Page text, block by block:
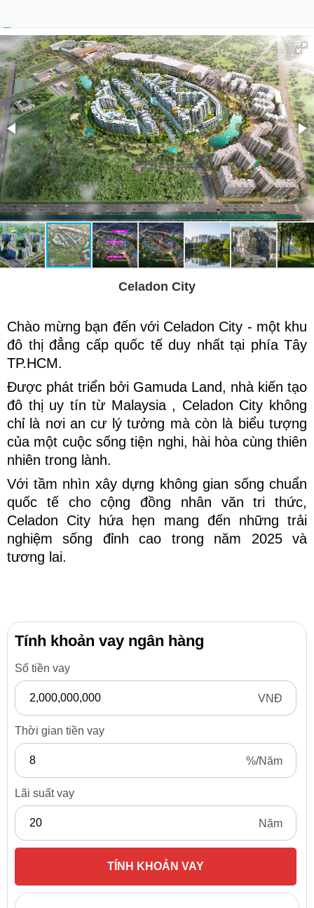
Celadon City
Chào mừng bạn đến với Celadon City - một khu
đô thị đẳng cấp quốc tế duy nhất tại phía Tây
TP.HCM.
Được phát triển bởi Gamuda Land, nhà kiến tạo
đô thị uy tín từ Malaysia , Celadon City không
chỉ là nơi an cư lý tưởng mà còn là biểu tượng
của một cuộc sống tiện nghi, hài hòa cùng thiên
nhiên trong lành.
Với tầm nhìn xây dựng không gian sống chuẩn
quốc tế cho cộng đồng nhân văn tri thức,
Celadon City hứa hẹn mang đến những trải
nghiệm sống đỉnh cao trong năm 2025 và
tương lai.
Tính khoản vay ngân hàng
Số tiền vay
VNĐ
Thời gian tiền vay
%/Năm
Lãi suất vay
Năm